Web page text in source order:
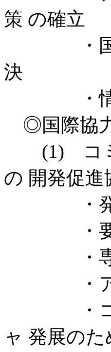
策 の確立
・国際的
決
・情報
◎国際協
(1) コミ
の 開発促進
・発展
・要人
・専門家
・アジ
・コミ
ャ 発展の